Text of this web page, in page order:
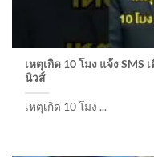
เหตุเกิด 10 โมง แจ้ง SMS
นิวส์
เหตุเกิด 10 โมง ...